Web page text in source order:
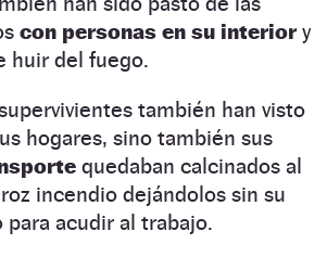
con personas en su interiory
huir del fuego.
también han visto
hogares, sino también sus
quedaban calcinados al
incendio dejándolos sin su
acudir al trabajo.